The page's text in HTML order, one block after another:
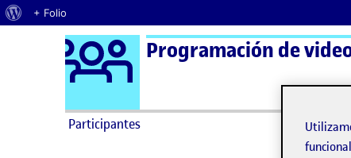
Acerca de WordPress
+ Folio
Saltar al contenido Logo Ágora
Programación de
Participantes